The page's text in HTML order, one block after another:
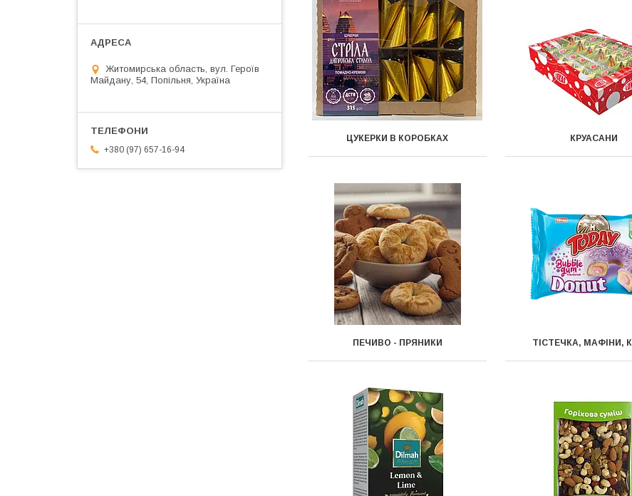
ЦУКЕРКИ В КОРОБКАХ КРУАСАНИ
ПЕЧИВО - ПРЯНИКИ ТІСТЕЧКА, МАФІНИ,
Житомирська область, вул. Героїв
Майдану, 54, Попільня, Україна
+380 (97) 657-16-94